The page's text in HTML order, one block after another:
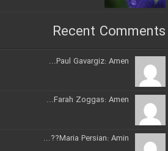
Recent Comments
Paul Gavargiz: Amen...
Farah Zoggas: Amen...
Maria Persian: Amin??...